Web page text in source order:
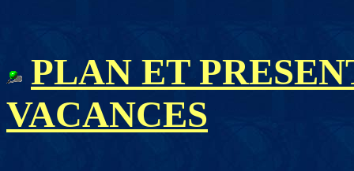
PLAN ET
VACANCES